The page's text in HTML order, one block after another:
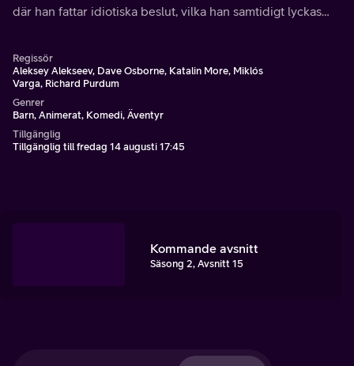
där han fattar idiotiska beslut, vilka han samtidigt lyckas
Regissör
Aleksey Alekseev, Dave Osborne, Katalin More, Miklós
Varga, Richard Purdum
Genrer
Barn, Animerat, Komedi, Äventyr
Tillgänglig
Tillgänglig till fredag 14 augusti 17:45
Kommande avsnitt
Säsong 2, Avsnitt 15